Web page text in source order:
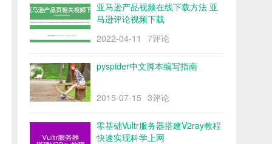
亚马逊产品视频在线下载方法 亚
马逊评论视频下载
2022-04-11
7评论
pyspider中文脚本编写指南
2015-07-15 3评论
零基础Vultr服务器搭建V2ray教程
快速实现科学上网